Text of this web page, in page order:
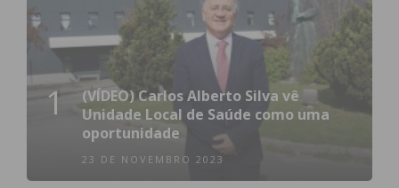
1
(VÍDEO) Carlos Alberto Silva vê
Unidade Local de Saúde como uma
oportunidade
23 DE NOVEMBRO 2023